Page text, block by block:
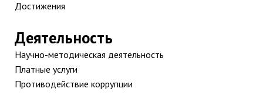
Достижения
Деятельность
Научно-методическая деятельность
Платные услуги
Противодействие коррупции